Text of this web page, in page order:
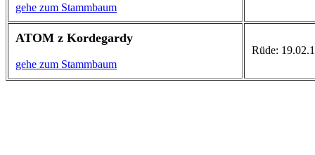
gehe zum Stammbaum
ATOM z Kordegardy
gehe zum Stammbaum
Rüde: